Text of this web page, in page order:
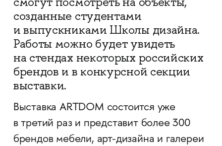
созданные студентами
и выпускниками Школы дизайна.
Работы можно будет увидеть
на стендах некоторых российских
брендов и в конкурсной секции
выставки.
Выставка ARTDOM состоится уже
в третий раз и представит более 300
брендов мебели, арт-дизайна и галереи